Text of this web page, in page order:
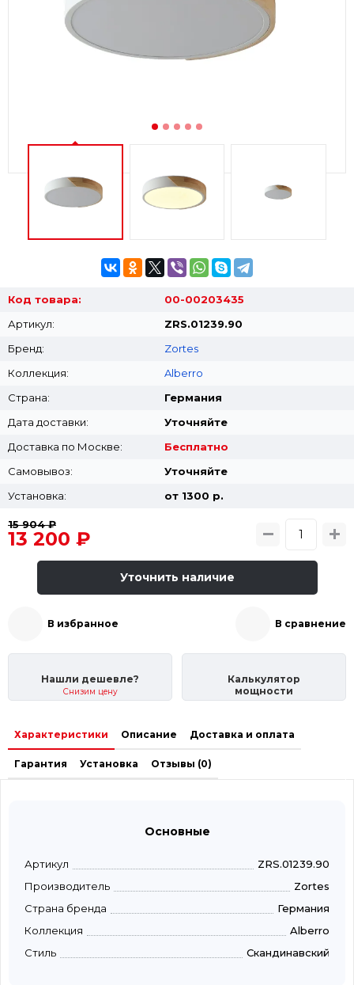
Код товара:
00-00203435
Артикул:
ZRS.01239.90
Бренд:
Zortes
Коллекция:
Alberro
Страна:
Германия
Дата доставки:
Уточняйте
Доставка по Москве:
Бесплатно
Самовывоз:
Уточняйте
Установка:
от 1300 p.
15 904 ₽
13 200 ₽
Уточнить наличие
В избранное В сравнение
Нашли дешевле?
Снизим цену
Калькулятор
мощности
Характеристики Описание Доставка и оплата
Гарантия Установка Отзывы (0)
Основные
Артикул
ZRS.01239.90
Производитель
Zortes
Страна бренда
Германия
Коллекция
Alberro
Стиль
Скандинавский